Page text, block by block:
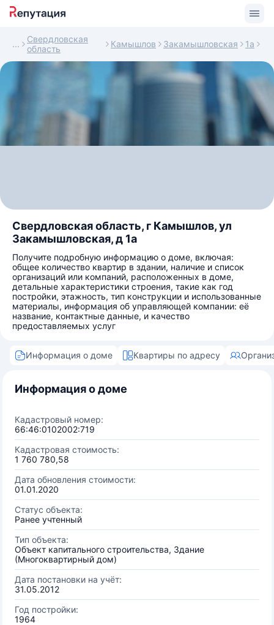
Свердловская
область
Камышлов Закамышловская 1а
Свердловская область, г Камышлов, ул
Закамышловская, д 1а
Получите подробную информацию о доме, включая:
общее количество квартир в здании, наличие и список
организаций или компаний, расположенных в доме,
детальные характеристики строения, такие как год
постройки, этажность, тип конструкции и использованные
материалы, информация об управляющей компании: её
название, контактные данные, и качество
предоставляемых услуг
Информация о доме Квартиры по адресу
Информация о доме
Кадастровый номер:
66:46:0102002:719
Кадастровая стоимость:
1 760 780,58
Дата обновления стоимости:
01.01.2020
Статус объекта:
Ранее учтенный
Тип объекта:
Объект капитального строительства, Здание
(Многоквартирный дом)
Дата постановки на учёт:
31.05.2012
Год постройки:
1964